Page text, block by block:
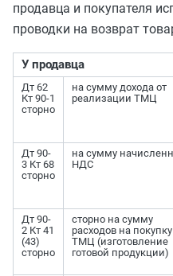
продавца и покупателя
проводки на возврат
У продавца
Дт 62
Кт 90-1
сторно
на сумму дохода от
реализации ТМЦ
Дт 90-
3 Кт 68
сторно
на сумму
НДС
Дт 90-
2 Кт 41
(43)
сторно
сторно на сумму
расходов на покупку
ТМЦ (изготовление
готовой продукции)